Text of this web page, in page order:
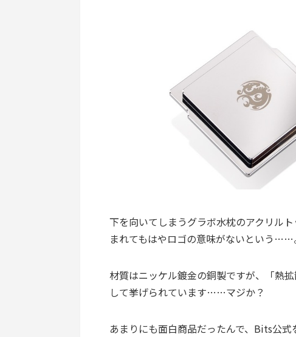
下を向いてしまうグラボ水枕のアクリル
まれてもはやロゴの意味がないという……
材質はニッケル鍍金の銅製ですが、「熱
して挙げられています……マジか？
あまりにも面白商品だったんで、Bits公